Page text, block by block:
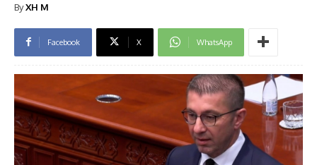
ByXH M
Facebook X WhatsApp